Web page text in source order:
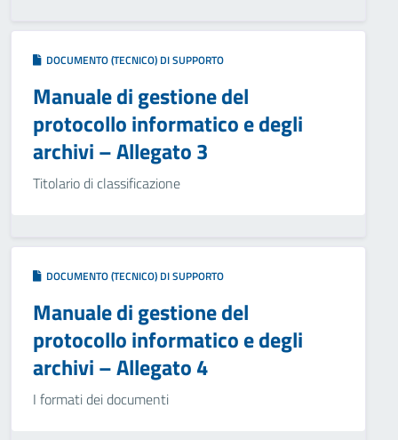
DOCUMENTO (TECNICO) DI SUPPORTO
Manuale di gestione del
protocollo informatico e degli
archivi – Allegato 3
Titolario di classificazione
DOCUMENTO (TECNICO) DI SUPPORTO
Manuale di gestione del
protocollo informatico e degli
archivi – Allegato 4
I formati dei documenti